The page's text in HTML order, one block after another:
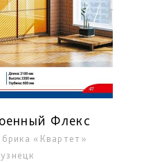
Флекс
«Квартет»